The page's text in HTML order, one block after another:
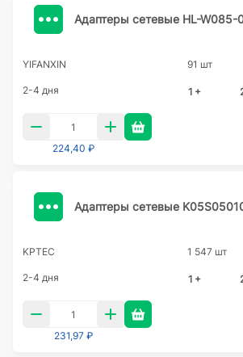
Адаптеры сетевые HL-W085-
YIFANXIN 91 шт
2-4 дня 1 +
224,40 ₽
Адаптеры сетевые
KPTEC 1 547 шт
2-4 дня 1 +
231,97 ₽